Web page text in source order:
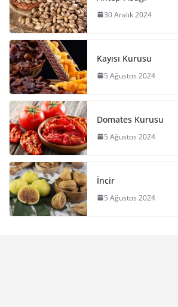
30 Aralık 2024
Kayısı Kurusu
5 Ağustos 2024
Domates Kurusu
5 Ağustos 2024
İncir
5 Ağustos 2024